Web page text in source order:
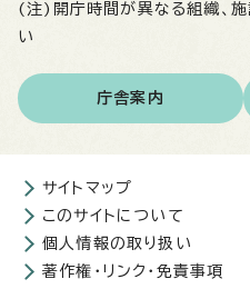
(注)開庁時間が異なる組織、
い
庁舎案内
サイトマップ
このサイトについて
個人情報の取り扱い
著作権・リンク・免責事項